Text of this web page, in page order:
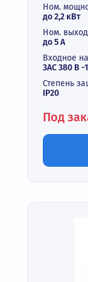
Ном.
до 2,2 кВт
Ном.
до 5 А
Входное
3АС 380 В -
Степень
IP20
Под